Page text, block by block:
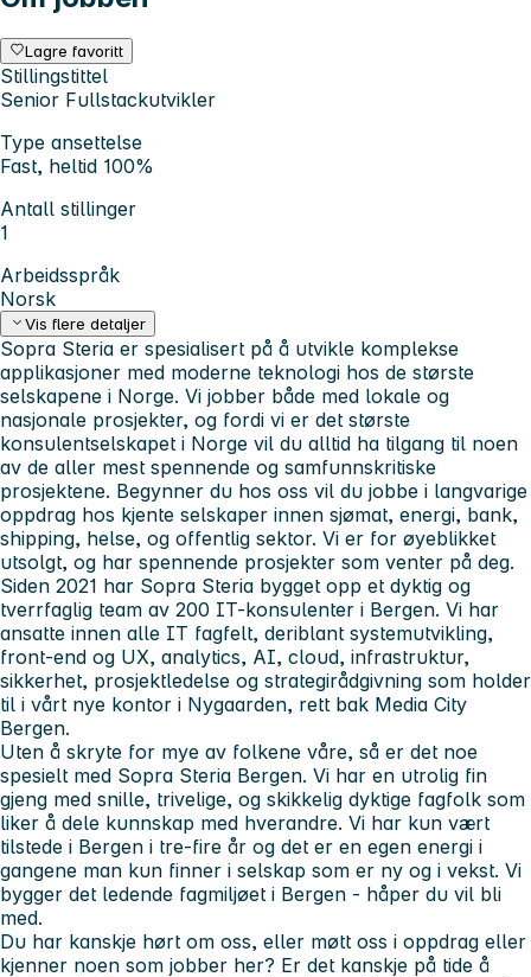
Lagre favoritt
Stillingstittel
Senior Fullstackutvikler
Type ansettelse
Fast, heltid 100%
Antall stillinger
1
Arbeidsspråk
Norsk
Vis flere detaljer
Sopra Steria er spesialisert på å utvikle komplekse
applikasjoner med moderne teknologi hos de største
selskapene i Norge. Vi jobber både med lokale og
nasjonale prosjekter, og fordi vi er det største
konsulentselskapet i Norge vil du alltid ha tilgang til noen
av de aller mest spennende og samfunnskritiske
prosjektene. Begynner du hos oss vil du jobbe i langvarige
oppdrag hos kjente selskaper innen sjømat, energi, bank,
shipping, helse, og offentlig sektor. Vi er for øyeblikket
utsolgt, og har spennende prosjekter som venter på deg.
Siden 2021 har Sopra Steria bygget opp et dyktig og
tverrfaglig team av 200 IT-konsulenter i Bergen. Vi har
ansatte innen alle IT fagfelt, deriblant systemutvikling,
front-end og UX, analytics, AI, cloud, infrastruktur,
sikkerhet, prosjektledelse og strategirådgivning som holder
til i vårt nye kontor i Nygaarden, rett bak Media City
Bergen.
Uten å skryte for mye av folkene våre, så er det noe
spesielt med Sopra Steria Bergen. Vi har en utrolig fin
gjeng med snille, trivelige, og skikkelig dyktige fagfolk som
liker å dele kunnskap med hverandre. Vi har kun vært
tilstede i Bergen i tre-fire år og det er en egen energi i
gangene man kun finner i selskap som er ny og i vekst. Vi
bygger det ledende fagmiljøet i Bergen - håper du vil bli
med.
Du har kanskje hørt om oss, eller møtt oss i oppdrag eller
kjenner noen som jobber her? Er det kanskje på tide å